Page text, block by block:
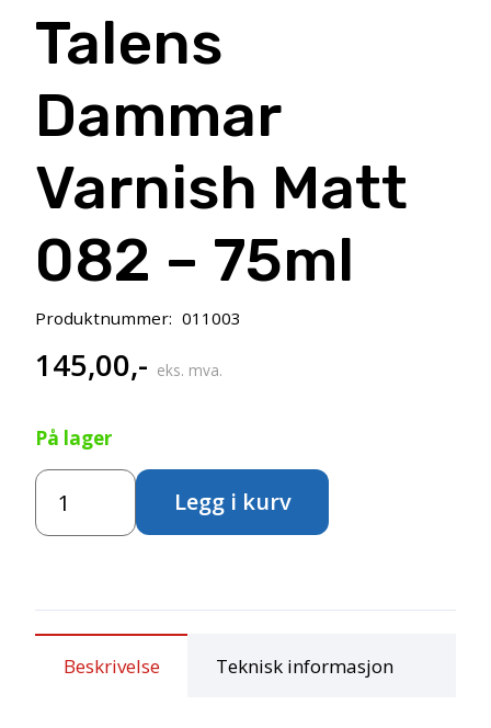
Talens
Dammar
Varnish Matt
082 – 75ml
Produktnummer: 011003
145,00,- eks. mva.
På lager
Talens
Dammar
Varnish
Legg i kurv
Beskrivelse Teknisk informasjon